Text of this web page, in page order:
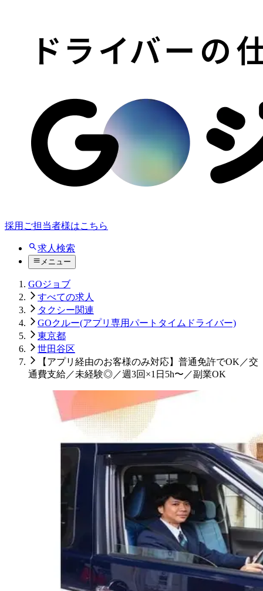
採用ご担当者様はこちら
求人検索
メニュー
GOジョブ
すべての求人
タクシー関連
GOクルー(アプリ専用パートタイムドライバー)
東京都
世田谷区
【アプリ経由のお客様のみ対応】普通免許でOK／交
通費支給／未経験◎／週3回×1日5h〜／副業OK